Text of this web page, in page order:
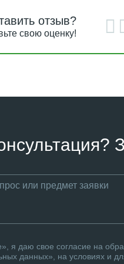
отзыв?
свою оценку!
я даю свое согласие на
данных», на условиях и